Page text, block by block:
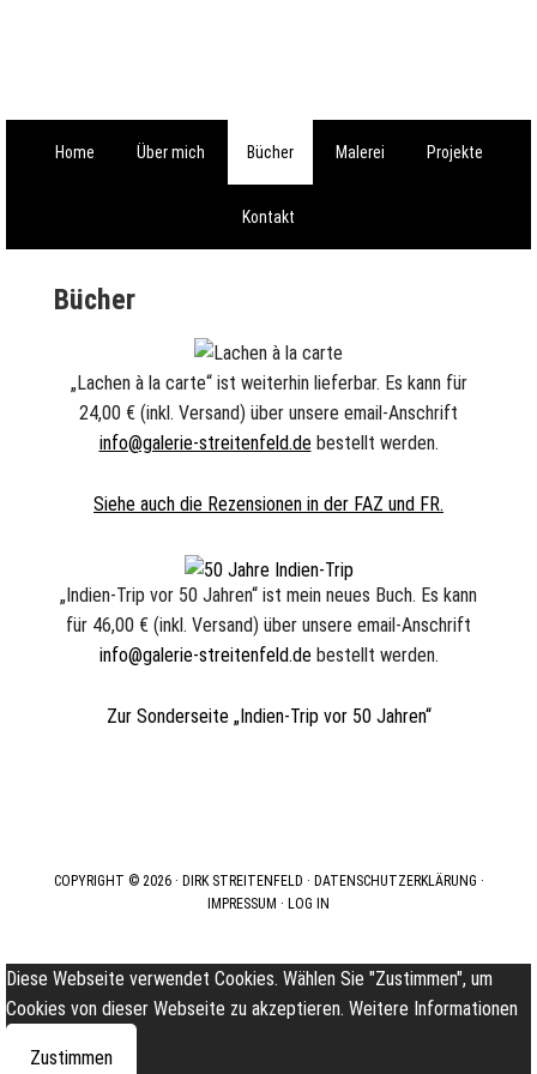
Home Über mich Bücher Malerei Projekte
Kontakt
Bücher
„Lachen à la carte“ ist weiterhin lieferbar. Es kann für
24,00 € (inkl. Versand) über unsere email-Anschrift
info@galerie-streitenfeld.debestellt werden.
Siehe auch die Rezensionen in der FAZ und FR.
„Indien-Trip vor 50 Jahren“ ist mein neues Buch. Es kann
für 46,00 € (inkl. Versand) über unsere email-Anschrift
info@galerie-streitenfeld.debestellt werden.
Zur Sonderseite „Indien-Trip vor 50 Jahren“
COPYRIGHT © 2026 · DIRK STREITENFELD · DATENSCHUTZERKLÄRUNG ·
IMPRESSUM · LOG IN
Diese Webseite verwendet Cookies. Wählen Sie "Zustimmen", um
Cookies von dieser Webseite zu akzeptieren. Weitere Informationen
Zustimmen